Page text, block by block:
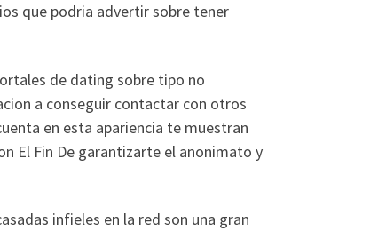
que podria advertir sobre tener
de dating sobre tipo no
a conseguir contactar con otros
en esta apariencia te muestran
El Fin De garantizarte el anonimato y
infieles en la red son una gran